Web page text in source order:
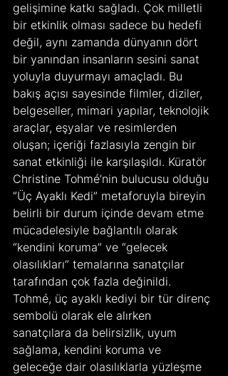
gelişimine katkı sağladı. Çok milletli
bir etkinlik olması sadece bu hedefi
değil, aynı zamanda dünyanın dört
bir yanından insanların sesini sanat
yoluyla duyurmayı amaçladı. Bu
bakış açısı sayesinde filmler, diziler,
belgeseller, mimari yapılar, teknolojik
araçlar, eşyalar ve resimlerden
oluşan; içeriği fazlasıyla zengin bir
sanat etkinliği ile karşılaşıldı. Küratör
Christine Tohmé’nin bulucusu olduğu
“Üç Ayaklı Kedi” metaforuyla bireyin
belirli bir durum içinde devam etme
mücadelesiyle bağlantılı olarak
“kendini koruma” ve “gelecek
olasılıkları” temalarına sanatçılar
tarafından çok fazla değinildi.
Tohmé, üç ayaklı kediyi bir tür direnç
sembolü olarak ele alırken
sanatçılara da belirsizlik, uyum
sağlama, kendini koruma ve
geleceğe dair olasılıklarla yüzleşme